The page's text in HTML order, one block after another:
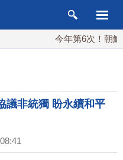
今年第6次！朝鮮
議非統獨 盼永續和平